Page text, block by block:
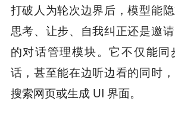
打破人为轮次边界后，模型能
思考、让步、自我纠正还是邀
的对话管理模块。它不仅能
话，甚至能在边听边看的同时，
搜索网页或生成 UI 界面。